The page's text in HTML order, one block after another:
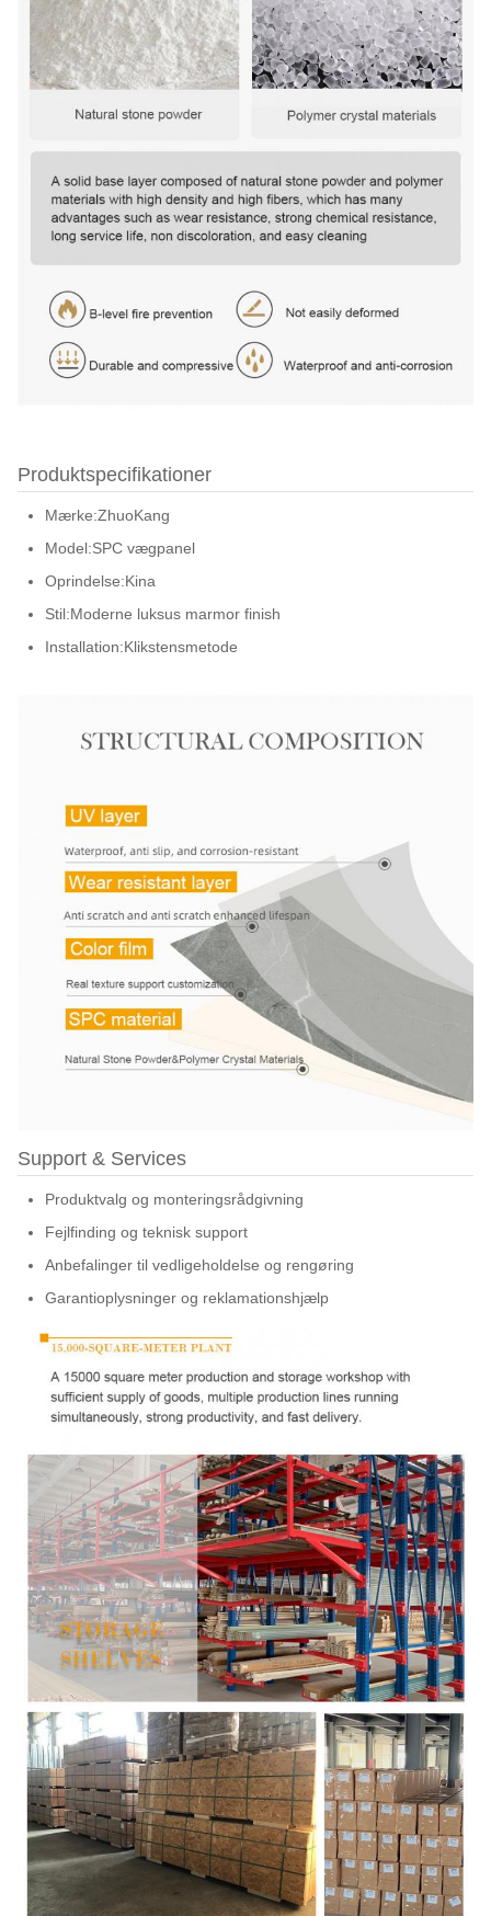
Produktspecifikationer
Mærke:ZhuoKang
Model:SPC vægpanel
Oprindelse:Kina
Stil:Moderne luksus marmor finish
Installation:Klikstensmetode
Support & Services
Produktvalg og monteringsrådgivning
Fejlfinding og teknisk support
Anbefalinger til vedligeholdelse og rengøring
Garantioplysninger og reklamationshjælp